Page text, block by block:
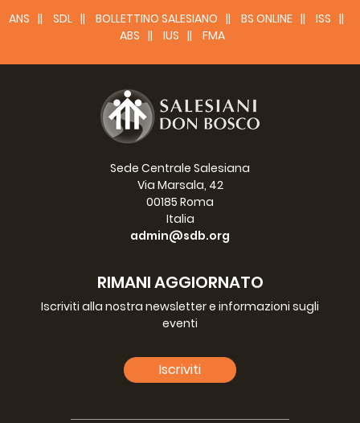
(1977 - 1995)
Archivio
8º Don VECCHI JUAN,
Archivio
ANS SDL BOLLETTINO SALESIANO BS ONLINE
ISS
ABS
IUS FMA
Sede Centrale Salesiana
Via Marsala, 42
00185 Roma
Italia
admin@sdb.org
RIMANI AGGIORNATO
Iscriviti alla nostra newsletter e informazioni sugli
eventi
Iscriviti